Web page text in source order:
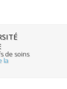
de soins
la